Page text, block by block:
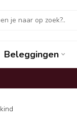
Beleggingen